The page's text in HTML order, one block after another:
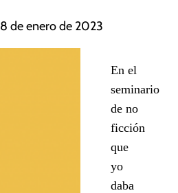
de enero de 2023
En el
seminario
de no
ficción
que
yo
daba